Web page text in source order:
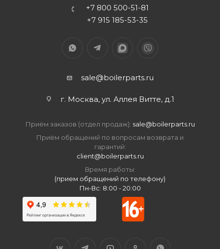
+7 800 500-51-81
+7 915 185-53-35
sale@boilerparts.ru
г. Москва, ул. Аллея Витте, д.1
Приём заказов (отдел продаж): sale@boilerparts.ru
Приём обращений по вопросам возврата и
гарантий:
client@boilerparts.ru
Время работы:
(прием обращений по телефону)
Пн-Вс: 8:00 - 20:00